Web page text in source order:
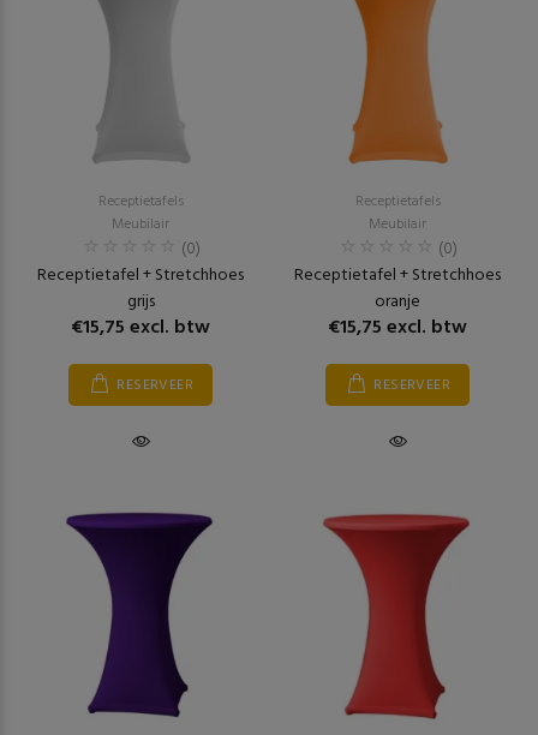
Receptietafels
Meubilair
(0)
Receptietafel + Stretchhoes
grijs
€15,75 excl. btw
RESERVEER
Receptietafels
Meubilair
(0)
Receptietafel + Stretchhoes
oranje
€15,75 excl. btw
RESERVEER